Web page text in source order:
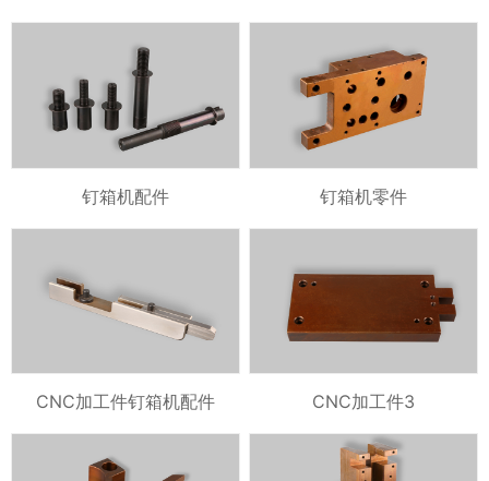
钉箱机配件 钉箱机零件
CNC加工件钉箱机配件 CNC加工件3